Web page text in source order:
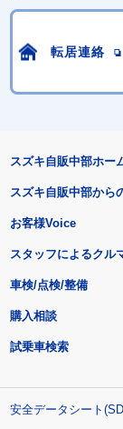
転居連絡
スズキ自販中部ホー
スズキ自販中部から
お客様Voice
スタッフによるクル
車検/点検/整備
購入相談
試乗車検索
安全データシート